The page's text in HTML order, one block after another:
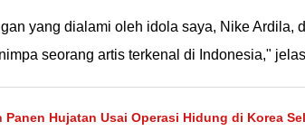
yang dialami oleh idola saya, Nike Ardila,
seorang artis terkenal di Indonesia,"
Panen Hujatan Usai Operasi Hidung di Korea